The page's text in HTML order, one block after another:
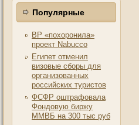
Популярные
ВР «похоронила»
проект Nabucco
Египет отменил
визовые сборы для
организованных
российских туристов
ФСФР оштрафовала
Фондовую биржу
ММВБ на 300 тыс руб